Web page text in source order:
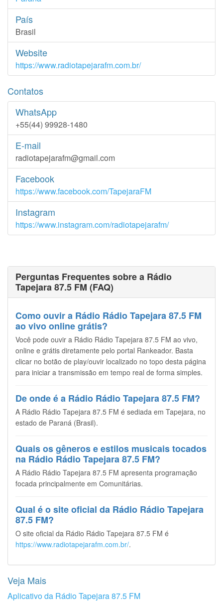
País
Brasil
Website
https://www.radiotapejarafm.com.br/
Contatos
WhatsApp
+55(44) 99928-1480
E-mail
radiotapejarafm@gmail.com
Facebook
https://www.facebook.com/TapejaraFM
Instagram
https://www.instagram.com/radiotapejarafm/
Perguntas Frequentes sobre a Rádio
Tapejara 87.5 FM (FAQ)
Como ouvir a Rádio Rádio Tapejara 87.5 FM
ao vivo online grátis?
Você pode ouvir a Rádio Rádio Tapejara 87.5 FM ao vivo,
online e grátis diretamente pelo portal Rankeador. Basta
clicar no botão de play/ouvir localizado no topo desta página
para iniciar a transmissão em tempo real de forma simples.
De onde é a Rádio Rádio Tapejara 87.5 FM?
A Rádio Rádio Tapejara 87.5 FM é sediada em Tapejara, no
estado de Paraná (Brasil).
Quais os gêneros e estilos musicais tocados
na Rádio Rádio Tapejara 87.5 FM?
A Rádio Rádio Tapejara 87.5 FM apresenta programação
focada principalmente em Comunitárias.
Qual é o site oficial da Rádio Rádio Tapejara
87.5 FM?
O site oficial da Rádio Rádio Tapejara 87.5 FM é
https://www.radiotapejarafm.com.br/.
Veja Mais
Aplicativo da Rádio Tapejara 87.5 FM